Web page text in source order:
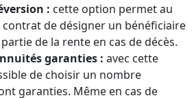
: cette option permet au
de désigner un bénéficiaire
de la rente en cas de décès.
garanties : avec cette
de choisir un nombre
garanties. Même en cas de